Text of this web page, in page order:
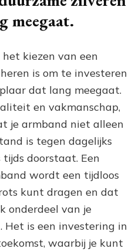
meegaat.
kiezen van een
is om te investeren
dat lang meegaat.
en vakmanschap,
je armband niet alleen
is tegen dagelijks
doorstaat. Een
wordt een tijdloos
kunt dragen en dat
onderdeel van je
Het is een investering in
waarbij je kunt